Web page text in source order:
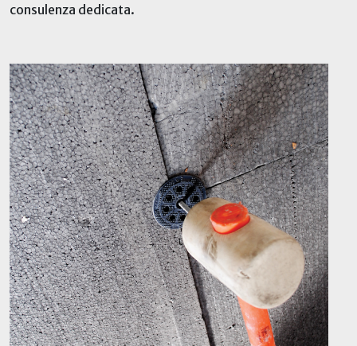
consulenza dedicata.